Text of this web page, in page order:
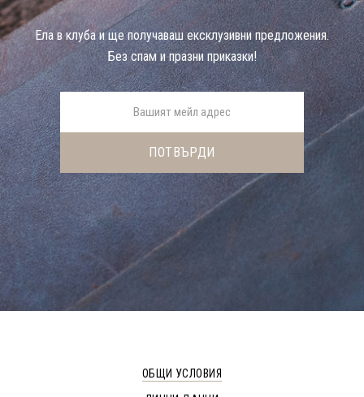
Eла в клуба и ще получаваш ексклузивни предложения.
Без спам и празни приказки!
ОБЩИ УСЛОВИЯ